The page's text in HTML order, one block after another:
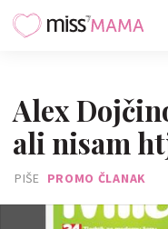
Alex
ali nisam
PIŠE PROMO ČLANAK